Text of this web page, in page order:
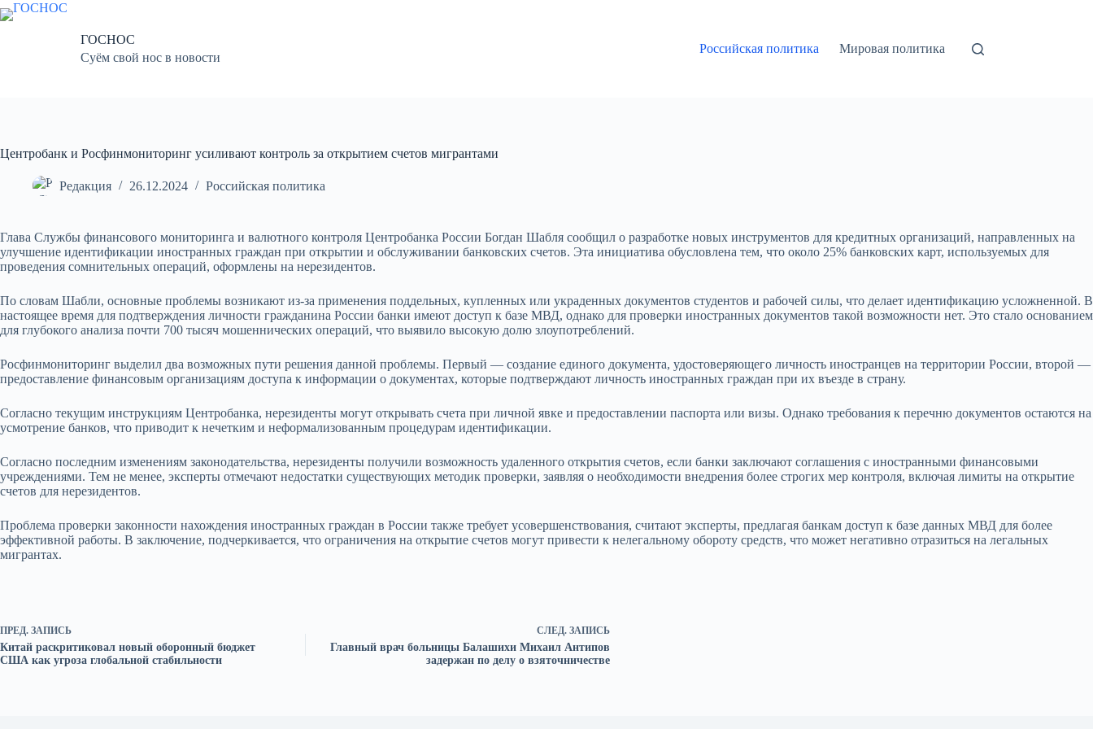
Перейти
к
ГОСНОС
Суём свой нос в новости
Российская политика Мировая политика
Центробанк и Росфинмониторинг усиливают контроль за открытием счетов мигрантами
Редакция 26.12.2024 Российская политика
Глава Службы финансового мониторинга и валютного контроля Центробанка России Богдан Шабля сообщил о разработке новых инструментов для кредитных организаций, направленных на
улучшение идентификации иностранных граждан при открытии и обслуживании банковских счетов. Эта инициатива обусловлена тем, что около 25% банковских карт, используемых для
проведения сомнительных операций, оформлены на нерезидентов.
По словам Шабли, основные проблемы возникают из-за применения поддельных, купленных или украденных документов студентов и рабочей силы, что делает идентификацию усложненной. В
настоящее время для подтверждения личности гражданина России банки имеют доступ к базе МВД, однако для проверки иностранных документов такой возможности нет. Это стало основанием
для глубокого анализа почти 700 тысяч мошеннических операций, что выявило высокую долю злоупотреблений.
Росфинмониторинг выделил два возможных пути решения данной проблемы. Первый — создание единого документа, удостоверяющего личность иностранцев на территории России, второй —
предоставление финансовым организациям доступа к информации о документах, которые подтверждают личность иностранных граждан при их въезде в страну.
Согласно текущим инструкциям Центробанка, нерезиденты могут открывать счета при личной явке и предоставлении паспорта или визы. Однако требования к перечню документов остаются на
усмотрение банков, что приводит к нечетким и неформализованным процедурам идентификации.
Согласно последним изменениям законодательства, нерезиденты получили возможность удаленного открытия счетов, если банки заключают соглашения с иностранными финансовыми
учреждениями. Тем не менее, эксперты отмечают недостатки существующих методик проверки, заявляя о необходимости внедрения более строгих мер контроля, включая лимиты на открытие
счетов для нерезидентов.
Проблема проверки законности нахождения иностранных граждан в России также требует усовершенствования, считают эксперты, предлагая банкам доступ к базе данных МВД для более
эффективной работы. В заключение, подчеркивается, что ограничения на открытие счетов могут привести к нелегальному обороту средств, что может негативно отразиться на легальных
мигрантах.
ПРЕД. ЗАПИСЬ
Китай раскритиковал новый оборонный бюджет
США как угроза глобальной стабильности
СЛЕД. ЗАПИСЬ
Главный врач больницы Балашихи Михаил Антипов
задержан по делу о взяточничестве